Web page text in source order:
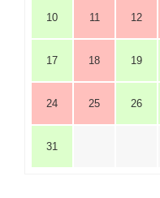
10 11 12
17 18 19
24 25 26
31